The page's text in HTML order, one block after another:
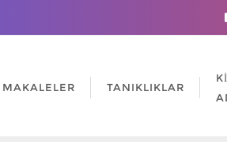
MAKALELER TANIKLIKLAR